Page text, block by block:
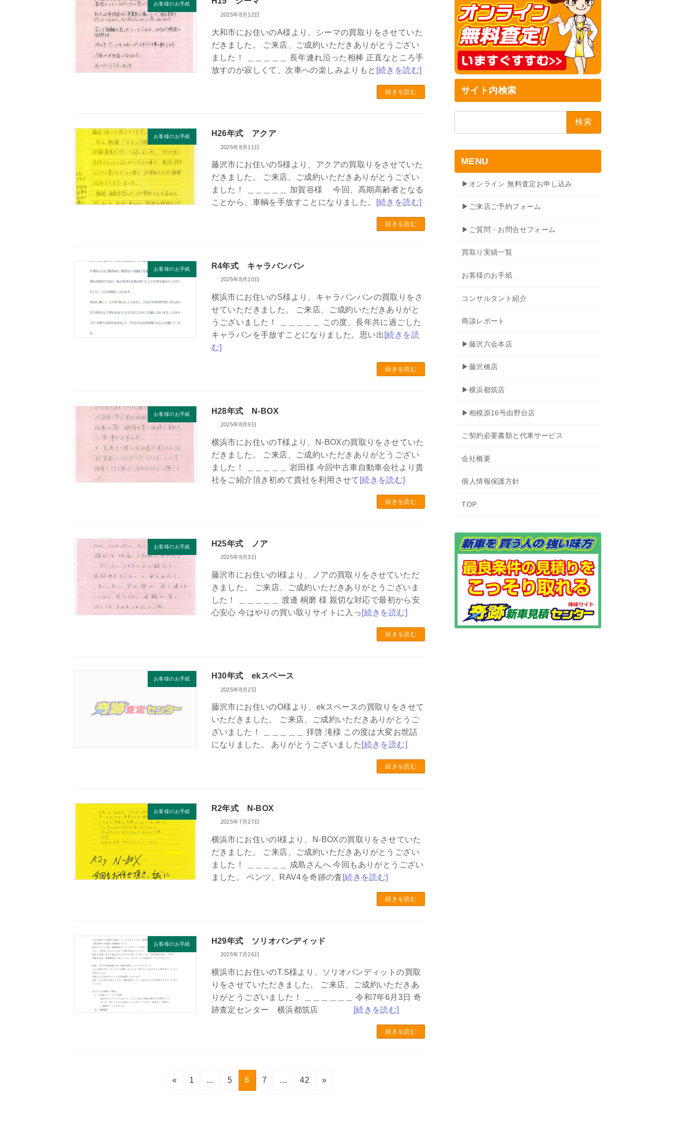
お客様のお手紙
2025年8月12日
大和市にお住いのA様より、シーマの買取りをさせていた
だきました。 ご来店、ご成約いただきありがとうござい
ました！ ＿＿＿＿＿ 長年連れ沿った相棒 正直なところ手
放すのが寂しくて、次車への楽しみよりもと [続きを読む]
続きを読む
お客様のお手紙 H26年式 アクア
2025年8月11日
藤沢市にお住いのS様より、アクアの買取りをさせていた
だきました。 ご来店、ご成約いただきありがとうござい
ました！ ＿＿＿＿＿ 加賀谷様 今回、高期高齢者となる
ことから、車輌を手放すことになりました。
[続きを読む]
続きを読む
お客様のお手紙 R4年式 キャラバンバン
2025年8月10日
横浜市にお住いのS様より、キャラバンバンの買取りをさ
せていただきました。 ご来店、ご成約いただきありがと
うございました！ ＿＿＿＿＿ この度、長年共に過ごした
キャラバンを手放すことになりました。思い出 [続きを読
む]
続きを読む
お客様のお手紙 H28年式 N-BOX
2025年8月9日
横浜市にお住いのT様より、N-BOXの買取りをさせていた
だきました。 ご来店、ご成約いただきありがとうござい
ました！ ＿＿＿＿＿ 岩田様 今回中古車自動車会社より貴
社をご紹介頂き初めて貴社を利用させて [続きを読む]
続きを読む
お客様のお手紙 H25年式 ノア
2025年8月3日
藤沢市にお住いのI様より、ノアの買取りをさせていただ
きました。 ご来店、ご成約いただきありがとうございま
した！ ＿＿＿＿＿ 渡邊 桐磨 様 親切な対応で最初から安
心安心 今はやりの買い取りサイトに入っ [続きを読む]
続きを読む
お客様のお手紙 H30年式 ekスペース
2025年8月2日
藤沢市にお住いのO様より、ekスペースの買取りをさせて
いただきました。 ご来店、ご成約いただきありがとうご
ざいました！ ＿＿＿＿＿ 拝啓 滝様 この度は大変お世話
になりました。 ありがとうございました [続きを読む]
続きを読む
お客様のお手紙 R2年式 N-BOX
2025年7月27日
横浜市にお住いのI様より、N-BOXの買取りをさせていた
だきました。 ご来店、ご成約いただきありがとうござい
ました！ ＿＿＿＿＿ 成島さんへ 今回もありがとうござい
ました。 ベンツ、RAV4を奇跡の査 [続きを読む]
続きを読む
お客様のお手紙 H29年式 ソリオバンディッド
2025年7月26日
横浜市にお住いのT.S様より、ソリオバンディットの買取
りをさせていただきました。 ご来店、ご成約いただきあ
りがとうございました！ ＿＿＿＿＿＿ 令和7年6月3日 奇
跡査定センター 横浜都筑店
[続きを読む]
続きを読む
«
固
1 …
固
5
固
定
6
固
7 …
固
42 »
サイト内検索
索:
MENU
▶オンライン 無料査定お申し込み
▶ご来店ご予約フォーム
▶ご質問・お問合せフォーム
買取り実績一覧
お客様のお手紙
コンサルタント紹介
商談レポート
▶藤沢六会本店
▶藤沢橋店
▶横浜都筑店
▶相模原16号由野台店
ご契約必要書類と代車サービス
会社概要
個人情報保護方針
TOP